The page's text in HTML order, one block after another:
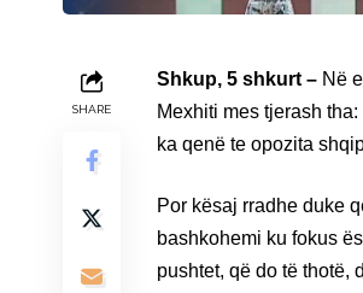
SHARE
Shkup, 5 shkurt – Në
Mexhiti mes tjerash
ka qenë te opozita
Por kësaj rradhe duke
bashkohemi ku fokus
pushtet, që do të thotë,